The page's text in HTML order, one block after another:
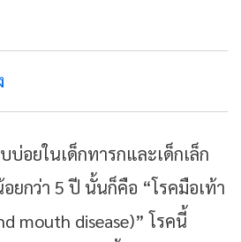
อยในเด็กทารกและเด็กเล็ก
ยกว่า 5 ปี นั้นก็คือ “โรคมือเท้า
mouth disease)” โรคนี้